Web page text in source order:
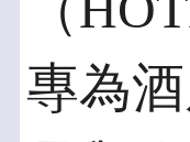
專為